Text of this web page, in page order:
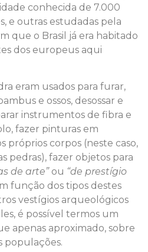
conhecida de 7.000
e outras estudadas pela
que o Brasil já era habitado
dos europeus aqui
eram usados para furar,
e ossos, desossar e
instrumentos de fibra e
fazer pinturas em
próprios corpos (neste caso,
pedras), fazer objetos para
de arte” ou “de prestígio
função dos tipos destes
vestígios arqueológicos
é possível termos um
apenas aproximado, sobre
populações.